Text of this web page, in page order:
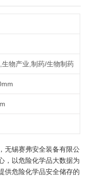
物产业,制药/生物制药
无锡赛弗安全装备有限公
，以危险化学品大数据为
供危险化学品安全储存的